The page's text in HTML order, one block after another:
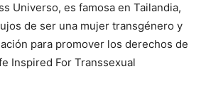
Universo, es famosa en Tailandia,
de ser una mujer transgénero y
para promover los derechos de
Inspired For Transsexual